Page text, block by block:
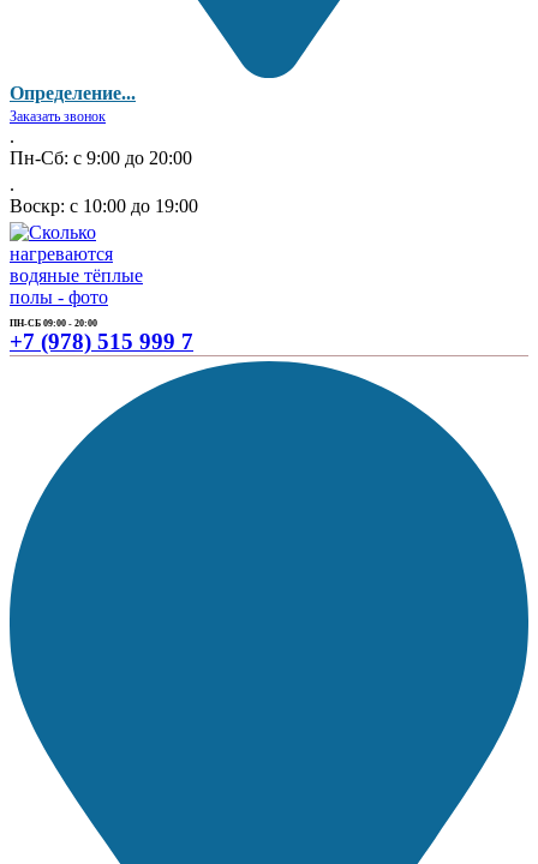
Определение...
Заказать звонок
.
Пн-Сб: с 9:00 до 20:00
.
Воскр: с 10:00 до 19:00
ПН-СБ 09:00 - 20:00
+7 (978) 515 999 7